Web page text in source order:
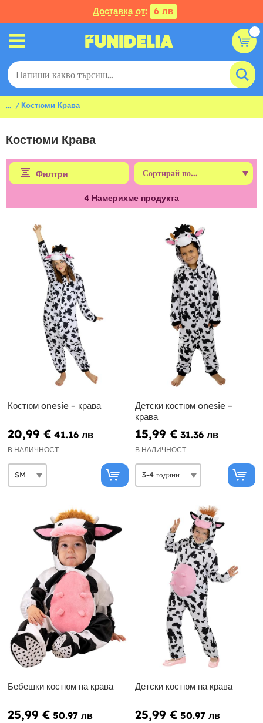
Доставка от: 6 лв
... Костюми Крава
Костюми Крава
Филтри
4 Намерихме продукта
Костюм onesie – крава
20,99 € 41.16 лв
В НАЛИЧНОСТ
Детски костюм onesie –
крава
15,99 € 31.36 лв
В НАЛИЧНОСТ
Бебешки костюм на крава
25,99 € 50.97 лв
Детски костюм на крава
25,99 € 50.97 лв